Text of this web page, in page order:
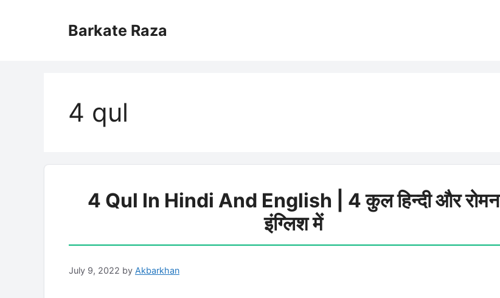
Barkate Raza
4 qul
4 Qul In Hindi And English | 4 कुल हिन्दी और रोमन
इंग्लिश में
July 9, 2022 by Akbarkhan